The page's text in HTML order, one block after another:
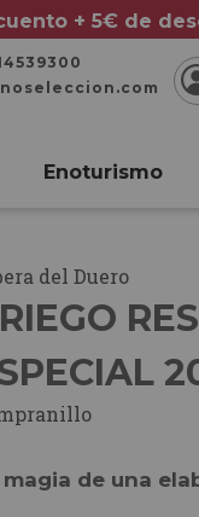
+ 5€ de
Enoturismo
del Duero
magia de una